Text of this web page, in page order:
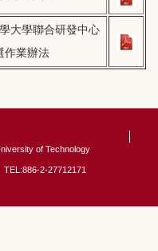
大學聯合研發中心
作業辦法
of Technology
2-27712171